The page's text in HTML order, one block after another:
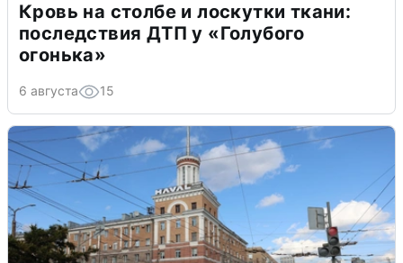
Кровь на столбе и лоскутки ткани:
последствия ДТП у «Голубого
огонька»
6 августа 15